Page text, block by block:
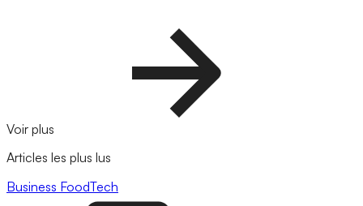
Voir plus
Articles les plus lus
Business FoodTech